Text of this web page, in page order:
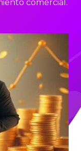
comercial.